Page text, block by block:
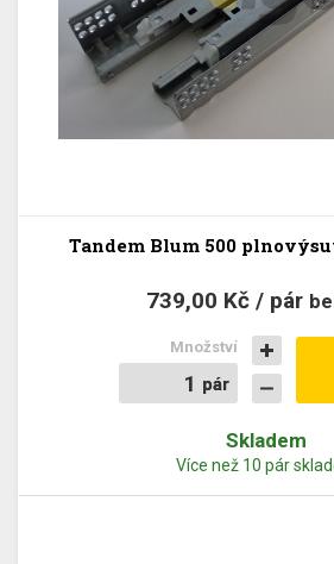
Tandem Blum 500
739,00 Kč / pár
pár
pár
Množství
Skladem
Více než 10 pár